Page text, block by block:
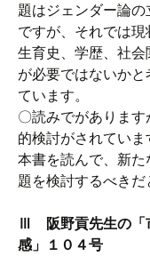
題はジェンダー論
ですが、それでは
生育史、学歴、社
が必要ではないか
ています。
〇読みでがありま
的検討がされてい
本書を読んで、新
題を検討するべきだ
Ⅲ 阪野貢先生の「
感」１０４号